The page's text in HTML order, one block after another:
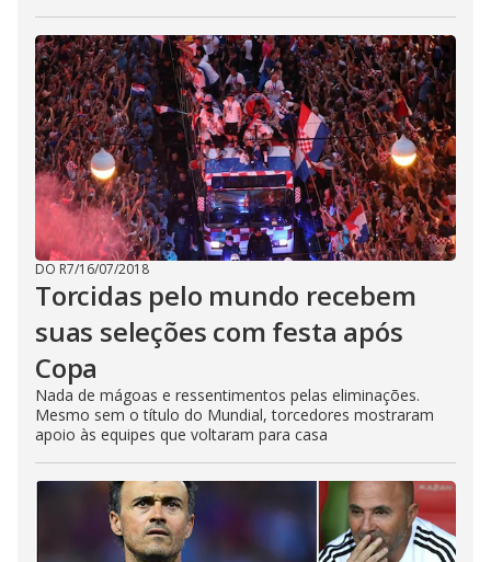
DO R7/16/07/2018
Torcidas pelo mundo recebem
suas seleções com festa após
Copa
Nada de mágoas e ressentimentos pelas eliminações.
Mesmo sem o título do Mundial, torcedores mostraram
apoio às equipes que voltaram para casa